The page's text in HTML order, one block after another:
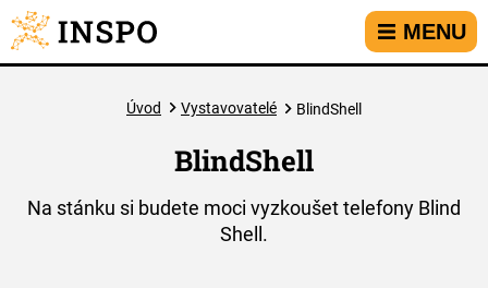
Přejít na hlavní menu
Přejít na obsah
Přejít na kontakt
MENU
Úvod Vystavovatelé BlindShell
BlindShell
Na stánku si budete moci vyzkoušet telefony Blind
Shell.